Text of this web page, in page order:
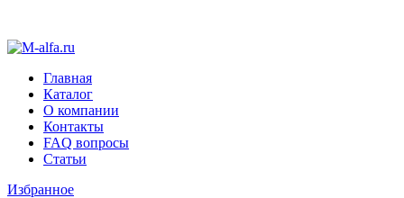
Главная
Каталог
О компании
Контакты
FAQ вопросы
Статьи
Избранное